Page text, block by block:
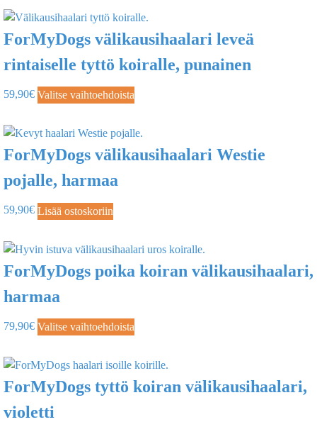
ForMyDogs välikausihaalari leveä
rintaiselle tyttö koiralle, punainen
59,90€ Valitse vaihtoehdoista
ForMyDogs välikausihaalari Westie
pojalle, harmaa
59,90€ Lisää ostoskoriin
ForMyDogs poika koiran välikausihaalari,
harmaa
79,90€ Valitse vaihtoehdoista
ForMyDogs tyttö koiran välikausihaalari,
violetti